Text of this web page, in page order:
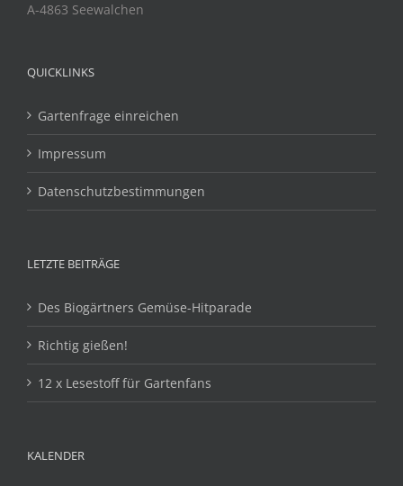
A-4863 Seewalchen
QUICKLINKS
Gartenfrage einreichen
Impressum
Datenschutzbestimmungen
LETZTE BEITRÄGE
Des Biogärtners Gemüse-Hitparade
Richtig gießen!
12 x Lesestoff für Gartenfans
KALENDER